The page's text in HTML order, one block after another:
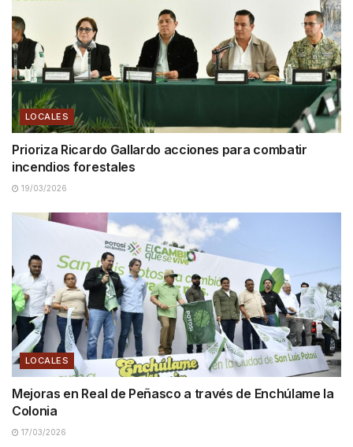
LOCALES
Prioriza Ricardo Gallardo acciones para combatir
incendios forestales
19/03/2026
LOCALES
Mejoras en Real de Peñasco a través de Enchúlame la
Colonia
17/03/2026